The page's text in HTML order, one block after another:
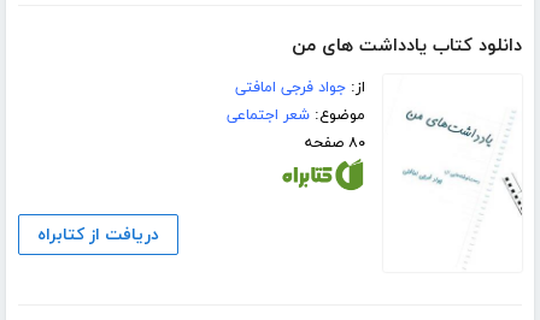
دانلود کتاب یادداشت های من
از:جواد فرجی امافتی
موضوع:شعر اجتماعی
۸۰ صفحه
دریافت از کتابراه